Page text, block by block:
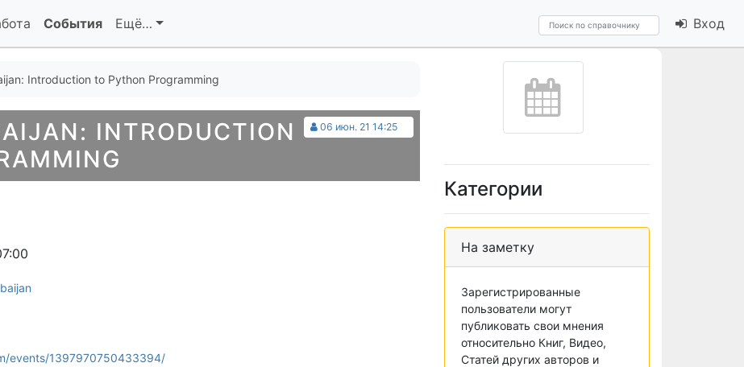
События Ещё… Вход
Introduction to Python Programming
06 июн. 21 14:25
INTRODUCTION
events/1397970750433394/
Категории
На заметку
Зарегистрированные
пользователи могут
публиковать свои мнения
относительно Книг, Видео,
Статей других авторов и